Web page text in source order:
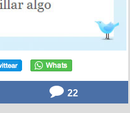
22